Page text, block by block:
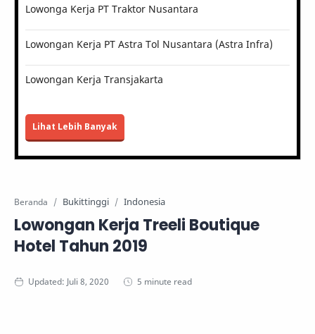
Lowonga Kerja PT Traktor Nusantara
Lowongan Kerja PT Astra Tol Nusantara (Astra Infra)
Lowongan Kerja Transjakarta
Lihat Lebih Banyak
Beranda Bukittinggi Indonesia
Lowongan Kerja Treeli Boutique
Hotel Tahun 2019
5 minute read